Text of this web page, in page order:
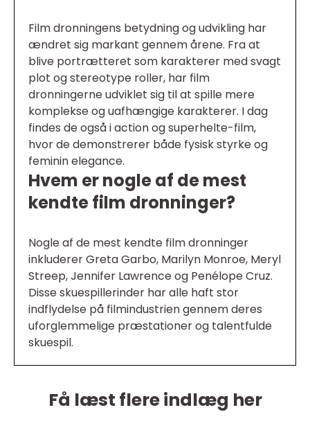
Film dronningens betydning og udvikling har
ændret sig markant gennem årene. Fra at
blive portrætteret som karakterer med svagt
plot og stereotype roller, har film
dronningerne udviklet sig til at spille mere
komplekse og uafhængige karakterer. I dag
findes de også i action og superhelte-film,
hvor de demonstrerer både fysisk styrke og
feminin elegance.
Hvem er nogle af de mest
kendte film dronninger?
Nogle af de mest kendte film dronninger
inkluderer Greta Garbo, Marilyn Monroe, Meryl
Streep, Jennifer Lawrence og Penélope Cruz.
Disse skuespillerinder har alle haft stor
indflydelse på filmindustrien gennem deres
uforglemmelige præstationer og talentfulde
skuespil.
Få læst flere indlæg her